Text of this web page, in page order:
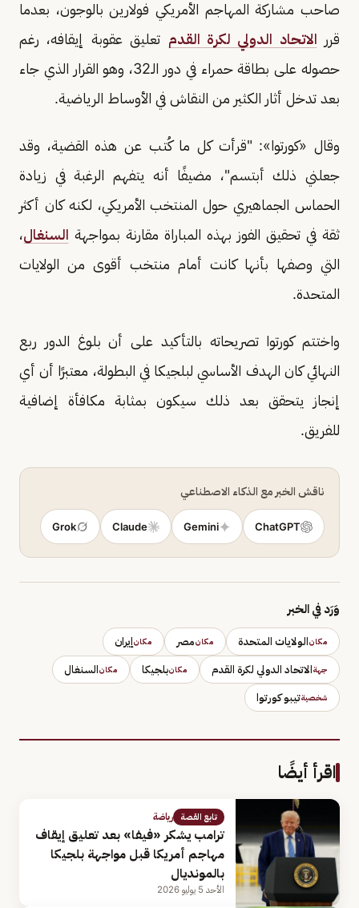
صاحب مشاركة المهاجم الأمريكي فولارين بالوجون، بعدما
قرر الاتحاد الدولي لكرة القدم تعليق عقوبة إيقافه، رغم
حصوله على بطاقة حمراء في دور الـ32، وهو القرار الذي جاء
بعد تدخل أثار الكثير من النقاش في الأوساط الرياضية.
وقال «كورتوا»: "قرأت كل ما كُتب عن هذه القضية، وقد
جعلني ذلك أبتسم"، مضيفًا أنه يتفهم الرغبة في زيادة
الحماس الجماهيري حول المنتخب الأمريكي، لكنه كان أكثر
ثقة في تحقيق الفوز بهذه المباراة مقارنة بمواجهة السنغال،
التي وصفها بأنها كانت أمام منتخب أقوى من الولايات
المتحدة.
واختتم كورتوا تصريحاته بالتأكيد على أن بلوغ الدور ربع
النهائي كان الهدف الأساسي لبلجيكا في البطولة، معتبرًا أن أي
إنجاز يتحقق بعد ذلك سيكون بمثابة مكافأة إضافية
للفريق.
ناقش الخبر مع الذكاء الاصطناعي
ChatGPT
Gemini
Claude
Grok
وَرَد في الخبر
مكانالولايات المتحدة مكانمصر مكانإيران
جهةالاتحاد الدولي لكرة القدم مكانبلجيكا مكانالسنغال
شخصيةتيبو كورتوا
اقرأ أيضًا
تابع القصة رياضة
ترامب يشكر «فيفا» بعد تعليق إيقاف
مهاجم أمريكا قبل مواجهة بلجيكا
بالمونديال
الأحد 5 يوليو 2026